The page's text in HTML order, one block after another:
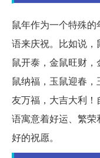
鼠年作为一个特殊
语来庆祝。比如说
鼠开泰，金鼠旺财
鼠纳福，玉鼠迎春
友万福，大吉大利
语寓意着好运、繁
好的祝愿。